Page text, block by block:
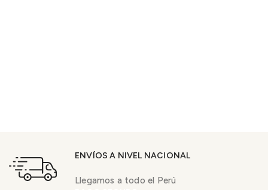
ENVÍOS A NIVEL NACIONAL
Llegamos a todo el Perú